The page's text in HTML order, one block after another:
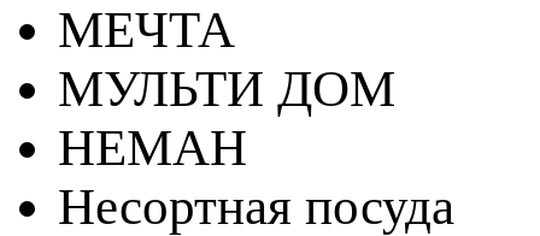
МЕЧТА
МУЛЬТИ ДОМ
НЕМАН
Несортная посуда